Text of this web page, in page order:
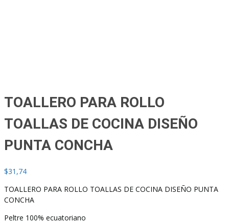
TOALLERO PARA ROLLO
TOALLAS DE COCINA DISEÑO
PUNTA CONCHA
$31,74
TOALLERO PARA ROLLO TOALLAS DE COCINA DISEÑO PUNTA
CONCHA
Peltre 100% ecuatoriano